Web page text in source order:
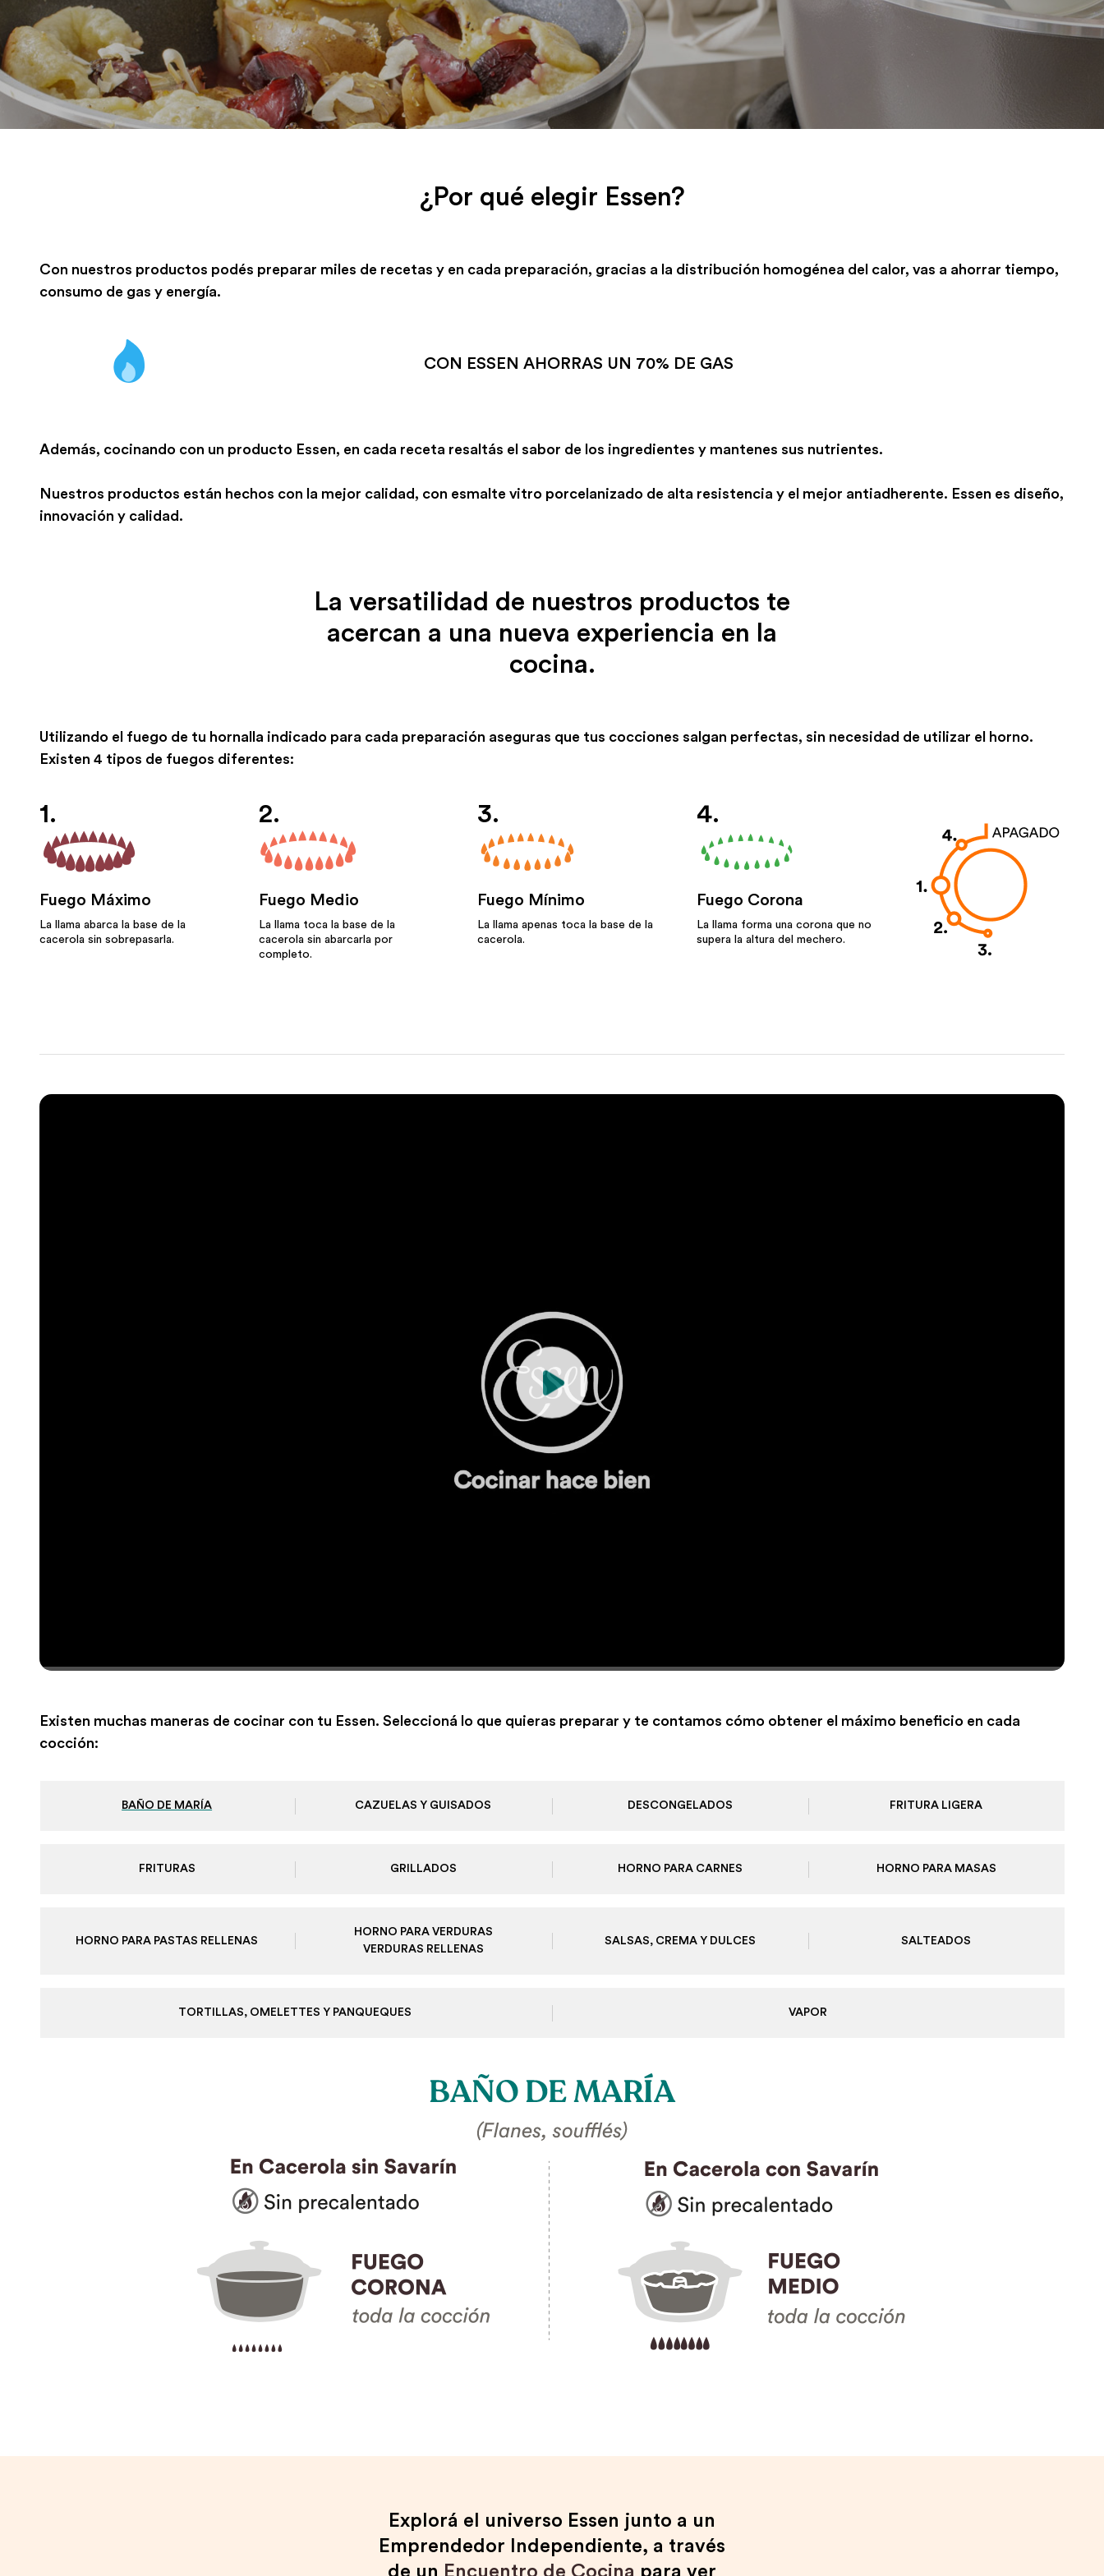
¿Por qué elegir Essen?
Con nuestros productos podés preparar miles de recetas y en cada preparación, gracias a la distribución homogénea del calor, vas a ahorrar tiempo,
consumo de gas y energía.
CON ESSEN AHORRAS UN 70% DE GAS
Además, cocinando con un producto Essen, en cada receta resaltás el sabor de los ingredientes y mantenes sus nutrientes.
Nuestros productos están hechos con la mejor calidad, con esmalte vitro porcelanizado de alta resistencia y el mejor antiadherente. Essen es diseño,
innovación y calidad.
La versatilidad de nuestros productos te
acercan a una nueva experiencia en la
cocina.
Utilizando el fuego de tu hornalla indicado para cada preparación aseguras que tus cocciones salgan perfectas, sin necesidad de utilizar el horno.
Existen 4 tipos de fuegos diferentes:
1.
Fuego Máximo
La llama abarca la base de la
cacerola sin sobrepasarla.
2.
Fuego Medio
La llama toca la base de la
cacerola sin abarcarla por
completo.
3.
Fuego Mínimo
La llama apenas toca la base de la
cacerola.
4.
Fuego Corona
La llama forma una corona que no
supera la altura del mechero.
Existen muchas maneras de cocinar con tu Essen. Seleccioná lo que quieras preparar y te contamos cómo obtener el máximo beneficio en cada
cocción:
BAÑO DE MARÍA CAZUELAS Y GUISADOS DESCONGELADOS FRITURA LIGERA
FRITURAS GRILLADOS HORNO PARA CARNES HORNO PARA MASAS
HORNO PARA PASTAS RELLENAS
HORNO PARA VERDURAS
VERDURAS RELLENAS
SALSAS, CREMA Y DULCES SALTEADOS
TORTILLAS, OMELETTES Y PANQUEQUES VAPOR
Explorá el universo Essen junto a un
Emprendedor Independiente, a través
de un Encuentro de Cocina para ver